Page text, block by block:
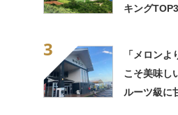
キング
3
「メロンよ
こそ美味し
ルーツ級に